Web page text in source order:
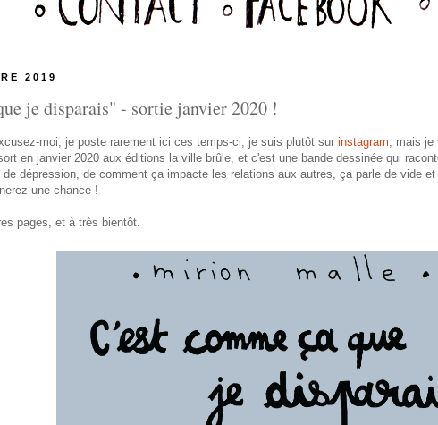
2019
je disparais" - sortie janvier 2020 !
moi, je poste rarement ici ces temps-ci, je suis plutôt sur instagram, mais je
en janvier 2020 aux éditions la ville brûle, et c'est une bande dessinée qui
de dépression, de comment ça impacte les relations aux autres, ça parle de vide
une chance !
pages, et à très bientôt.